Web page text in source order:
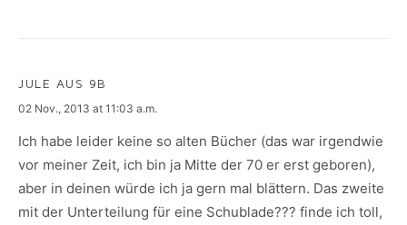
JULE AUS 9B
says:
02 Nov., 2013 at 11:03 a.m.
Ich habe leider keine so alten Bücher (das war irgendwie
vor meiner Zeit, ich bin ja Mitte der 70 er erst geboren),
aber in deinen würde ich ja gern mal blättern. Das zweite
mit der Unterteilung für eine Schublade??? finde ich toll,